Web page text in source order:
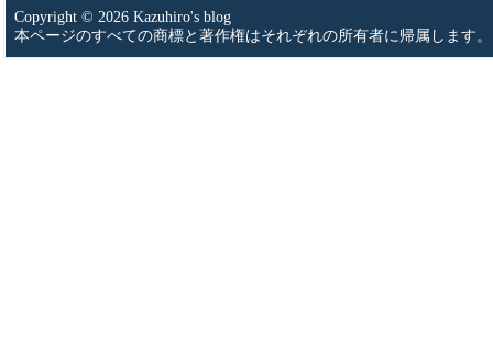
Copyright © 2026 Kazuhiro's blog
本ページのすべての商標と著作権はそれぞれの所有者に帰属します。